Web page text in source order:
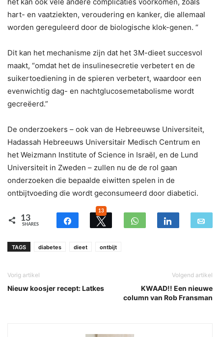
hart- en vaatziekten, veroudering en kanker, die allemaal
worden gereguleerd door de biologische klok-genen. “
Dit kan het mechanisme zijn dat het 3M-dieet succesvol
maakt, “omdat het de insulinesecretie verbetert en de
suikertoediening in de spieren verbetert, waardoor een
evenwichtig dag- en nachtglucosemetabolisme wordt
gecreëerd.”
De onderzoekers – ook van de Hebreeuwse Universiteit,
Hadassah Hebreeuws Universitair Medisch Centrum en
het Weizmann Institute of Science in Israël, en de Lund
Universiteit in Zweden – zullen nu de de rol gaan
onderzoeken die bepaalde eiwitten spelen in de
ontbijtvoeding die wordt geconsumeerd door diabetici.
13
SHARES
13
TAGS diabetes dieet ontbijt
Vorig artikel
Nieuw koosjer recept: Latkes
Volgend artikel
KWAAD!! Een nieuwe
column van Rob Fransman